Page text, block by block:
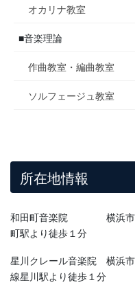
オカリナ教室
■音楽理論
作曲教室・編曲教室
ソルフェージュ教室
所在地情報
和田町音楽院 横浜市保
町駅より徒歩１分
星川クレール音楽院 横浜
線星川駅より徒歩１分